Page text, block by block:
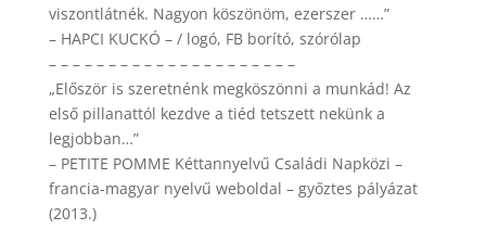
viszontlátnék. Nagyon köszönöm, ezerszer ……”
– HAPCI KUCKÓ – / logó, FB borító, szórólap
– – – – – – – – – – – – – – – – – – – – –
„Először is szeretnénk megköszönni a munkád! Az
első pillanattól kezdve a tiéd tetszett nekünk a
legjobban…”
– PETITE POMME Kéttannyelvű Családi Napközi –
francia-magyar nyelvű weboldal – győztes pályázat
(2013.)